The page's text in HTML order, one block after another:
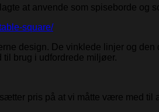
at anvende som spiseborde og
square/
design. De vinklede linjer og
brug i udfordrede miljøer.
pris på at vi måtte være med til